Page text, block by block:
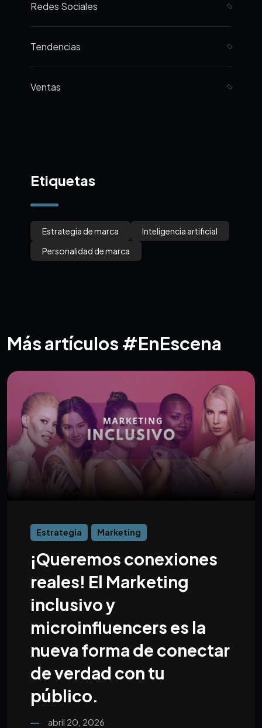
Redes Sociales
Tendencias
Ventas
Etiquetas
Estrategia de marca
Inteligencia artificial
Personalidad de marca
Más artículos #EnEscena
Estrategia Marketing
¡Queremos conexiones
reales! El Marketing
inclusivo y
microinfluencers es la
nueva forma de conectar
de verdad con tu
público.
abril 20, 2026